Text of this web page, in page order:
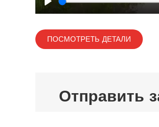
Play
ПОСМОТРЕТЬ ДЕТАЛИ
Отправить